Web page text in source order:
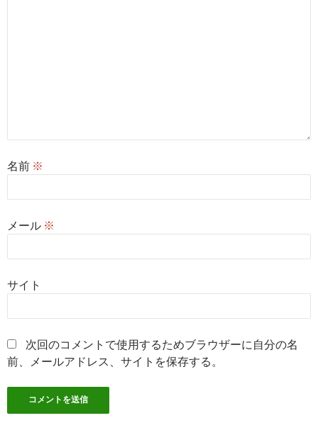
名前 ※
メール ※
サイト
次回のコメントで使用するためブラウザーに自分の名
前、メールアドレス、サイトを保存する。